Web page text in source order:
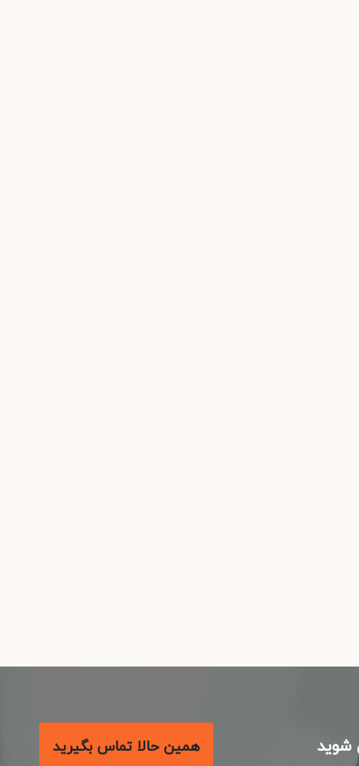
همین حالا تماس بگیرید